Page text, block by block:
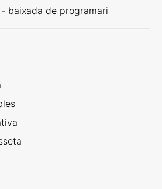
baixada de programari